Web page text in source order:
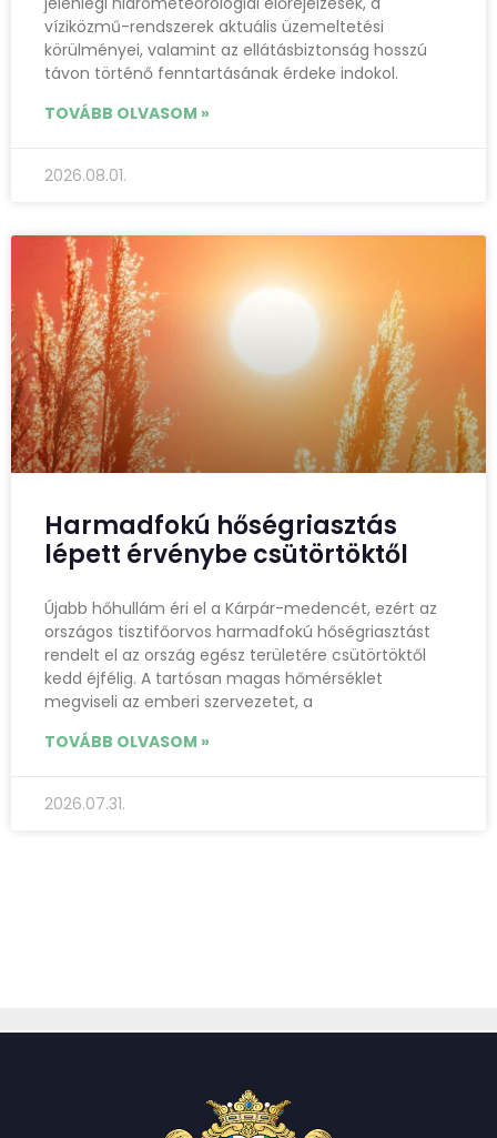
víziközmű-rendszerek aktuális üzemeltetési
körülményei, valamint az ellátásbiztonság hosszú
távon történő fenntartásának érdeke indokol.
TOVÁBB OLVASOM »
2026.08.01.
Harmadfokú hőségriasztás
lépett érvénybe csütörtöktől
Újabb hőhullám éri el a Kárpár-medencét, ezért az
országos tisztifőorvos harmadfokú hőségriasztást
rendelt el az ország egész területére csütörtöktől
kedd éjfélig. A tartósan magas hőmérséklet
megviseli az emberi szervezetet, a
TOVÁBB OLVASOM »
2026.07.31.